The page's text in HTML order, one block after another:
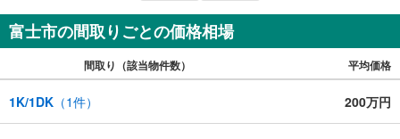
富士市の間取りごとの価格相場
間取り（該当物件数） 平均価格
1K/1DK （1件） 200万円